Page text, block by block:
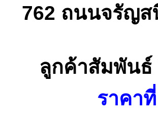
762 ถนนจรัญส
ลูกค้าสัมพันธ์
ราคา